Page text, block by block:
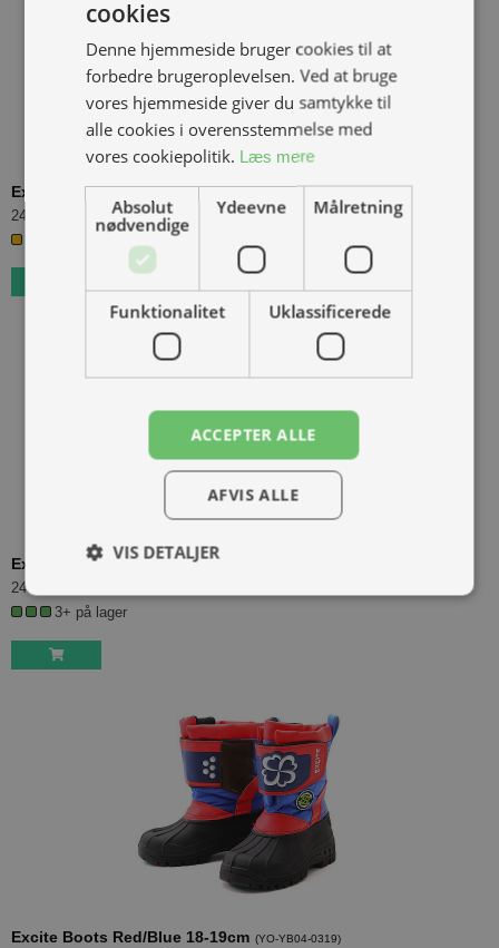
Excite Boots Black 20-21cm
249,00 kr.
Inkl. moms.
Excite Boots Black 22-23cm
249,00 kr.
3+ på lager
Excite Boots Red/Blue 18-19cm (YO-YB04-0319)
cookies
Denne hjemmeside bruger cookies til at
forbedre brugeroplevelsen. Ved at bruge
vores hjemmeside giver du samtykke til
alle cookies i overensstemmelse med
vores cookiepolitik. Læs mere
Absolut
nødvendige
Ydeevne Målretning
Funktionalitet Uklassificerede
ACCEPTER ALLE
AFVIS ALLE
VIS DETALJER